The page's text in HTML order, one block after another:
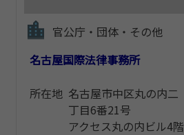
官公庁・団体・その他
名古屋国際法律事務所
所在地 名古屋市中区丸の内二
丁目6番21号
アクセス丸の内ビル4階